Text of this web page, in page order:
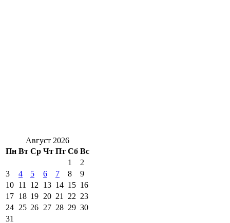
Август 2026
Пн Вт Ср Чт Пт Сб Вс
1
2
3
4 5 6 7 8
9
10 11 12 13 14 15 16
17 18 19 20 21 22 23
24 25 26 27 28 29 30
31